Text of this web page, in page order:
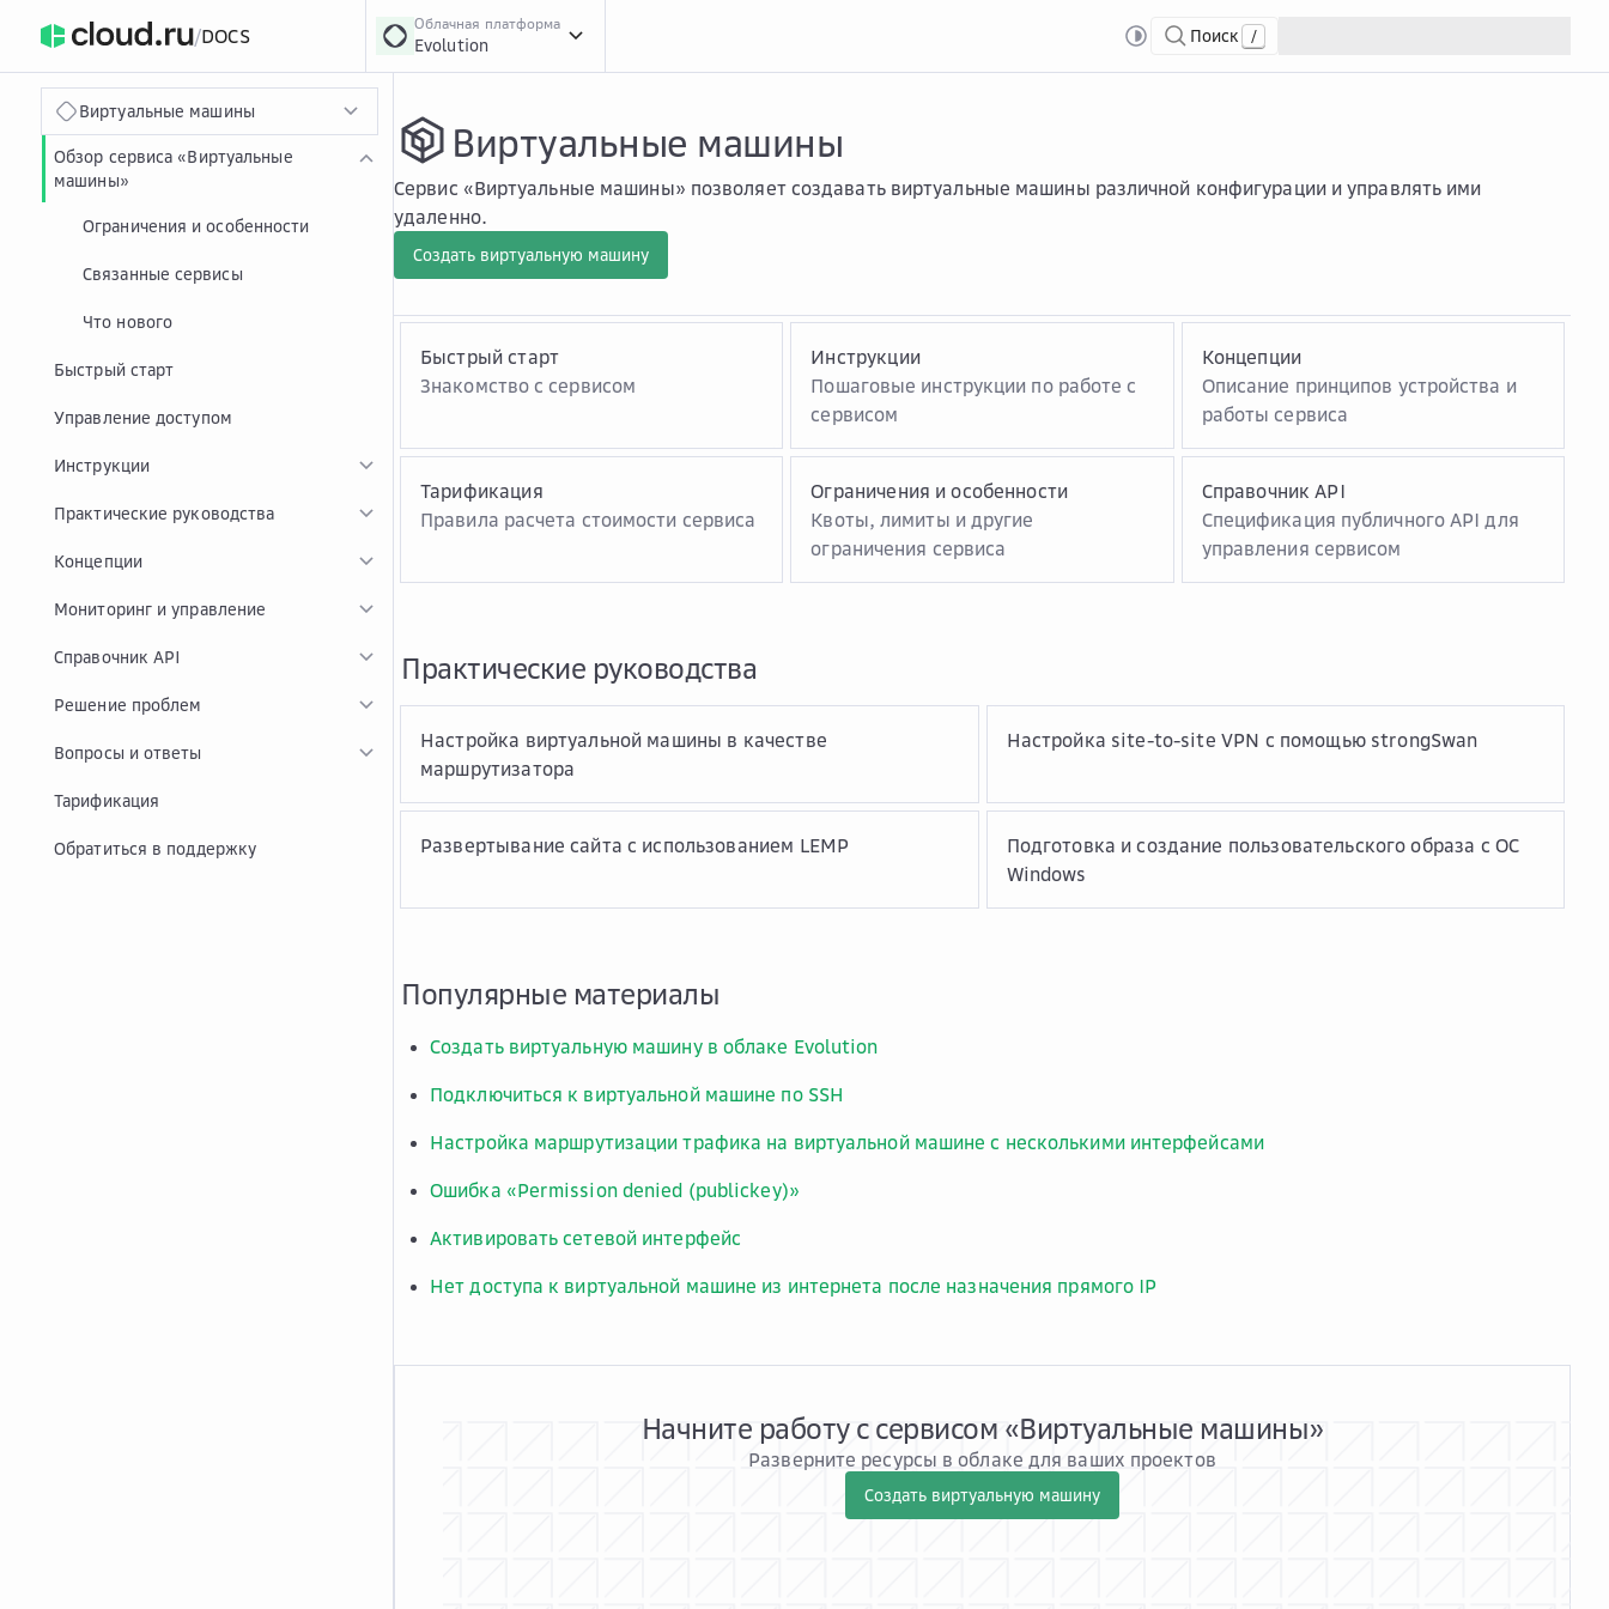
/DOCS
Облачная платформа
Evolution Поиск /
Виртуальные машины
Обзор сервиса «Виртуальные
машины»
Ограничения и особенности
Связанные сервисы
Что нового
Быстрый старт
Управление доступом
Инструкции
Практические руководства
Концепции
Мониторинг и управление
Справочник API
Решение проблем
Вопросы и ответы
Тарификация
Обратиться в поддержку
Виртуальные машины
Сервис «Виртуальные машины» позволяет создавать виртуальные машины различной конфигурации и управлять ими
удаленно.
Создать виртуальную машину
Быстрый старт
Знакомство с сервисом
Инструкции
Пошаговые инструкции по работе с
сервисом
Концепции
Описание принципов устройства и
работы сервиса
Тарификация
Правила расчета стоимости сервиса
Ограничения и особенности
Квоты, лимиты и другие
ограничения сервиса
Справочник API
Спецификация публичного API для
управления сервисом
Практические руководства
Настройка виртуальной машины в качестве
маршрутизатора
Настройка site-to-site VPN с помощью strongSwan
Развертывание сайта с использованием LEMP
Подготовка и создание пользовательского образа с ОС
Windows
Популярные материалы
Создать виртуальную машину в облаке Evolution
Подключиться к виртуальной машине по SSH
Настройка маршрутизации трафика на виртуальной машине с несколькими интерфейсами
Ошибка «Permission denied (publickey)»
Активировать сетевой интерфейс
Нет доступа к виртуальной машине из интернета после назначения прямого IP
Начните работу с сервисом «Виртуальные машины»
Разверните ресурсы в облаке для ваших проектов
Создать виртуальную машину